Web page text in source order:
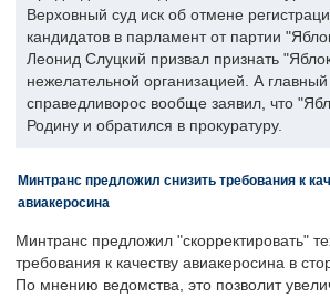
Верховный суд иск об отмене
кандидатов в парламент от партии
Леонид Слуцкий призвал признать
нежелательной организацией. А главный
справедливорос вообще заявил, что
Родину и обратился в прокуратуру.
Минтранс предложил снизить требования к
авиакеросина
Минтранс предложил "скорректировать"
требования к качеству авиакеросина в
По мнению ведомства, это позволит